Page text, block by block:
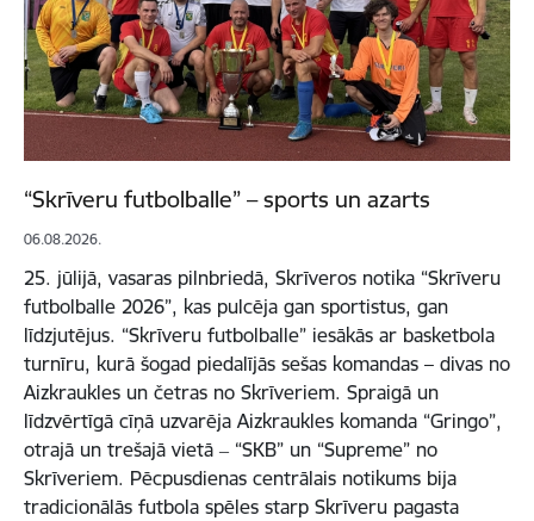
“Skrīveru futbolballe” – sports un azarts
06.08.2026.
25. jūlijā, vasaras pilnbriedā, Skrīveros notika “Skrīveru
futbolballe 2026”, kas pulcēja gan sportistus, gan
līdzjutējus. “Skrīveru futbolballe” iesākās ar basketbola
turnīru, kurā šogad piedalījās sešas komandas – divas no
Aizkraukles un četras no Skrīveriem. Spraigā un
līdzvērtīgā cīņā uzvarēja Aizkraukles komanda “Gringo”,
otrajā un trešajā vietā ‒ “SKB” un “Supreme” no
Skrīveriem. Pēcpusdienas centrālais notikums bija
tradicionālās futbola spēles starp Skrīveru pagasta